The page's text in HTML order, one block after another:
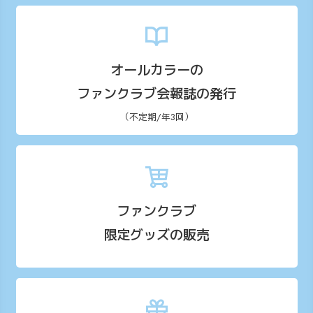
オールカラーの
ファンクラブ会報誌の発行
（不定期/年3回）
ファンクラブ
限定グッズの販売